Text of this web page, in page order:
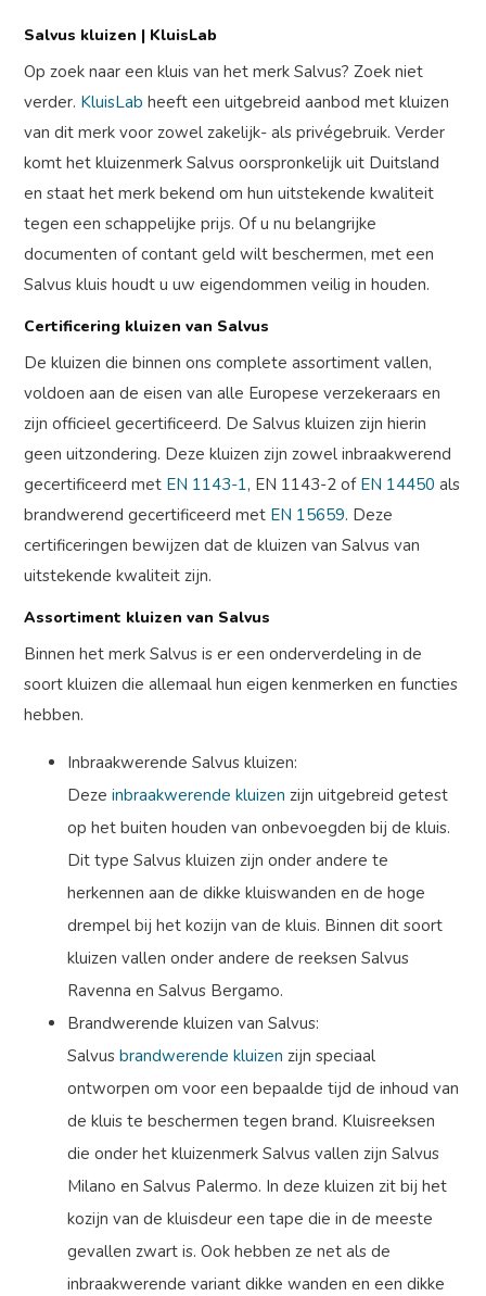
Salvus kluizen | KluisLab
Op zoek naar een kluis van het merk Salvus? Zoek niet
verder. KluisLab heeft een uitgebreid aanbod met kluizen
van dit merk voor zowel zakelijk- als privégebruik. Verder
komt het kluizenmerk Salvus oorspronkelijk uit Duitsland
en staat het merk bekend om hun uitstekende kwaliteit
tegen een schappelijke prijs. Of u nu belangrijke
documenten of contant geld wilt beschermen, met een
Salvus kluis houdt u uw eigendommen veilig in houden.
Certificering kluizen van Salvus
De kluizen die binnen ons complete assortiment vallen,
voldoen aan de eisen van alle Europese verzekeraars en
zijn officieel gecertificeerd. De Salvus kluizen zijn hierin
geen uitzondering. Deze kluizen zijn zowel inbraakwerend
gecertificeerd met EN 1143-1, EN 1143-2 of EN 14450 als
brandwerend gecertificeerd met EN 15659. Deze
certificeringen bewijzen dat de kluizen van Salvus van
uitstekende kwaliteit zijn.
Assortiment kluizen van Salvus
Binnen het merk Salvus is er een onderverdeling in de
soort kluizen die allemaal hun eigen kenmerken en functies
hebben.
Inbraakwerende Salvus kluizen:
Dezeinbraakwerende kluizen zijn uitgebreid getest
op het buiten houden van onbevoegden bij de kluis.
Dit type Salvus kluizen zijn onder andere te
herkennen aan de dikke kluiswanden en de hoge
drempel bij het kozijn van de kluis. Binnen dit soort
kluizen vallen onder andere de reeksen Salvus
Ravenna en Salvus Bergamo.
Brandwerende kluizen van Salvus:
Salvusbrandwerende kluizen zijn speciaal
ontworpen om voor een bepaalde tijd de inhoud van
de kluis te beschermen tegen brand. Kluisreeksen
die onder het kluizenmerk Salvus vallen zijn Salvus
Milano en Salvus Palermo. In deze kluizen zit bij het
kozijn van de kluisdeur een tape die in de meeste
gevallen zwart is. Ook hebben ze net als de
inbraakwerende variant dikke wanden en een dikke